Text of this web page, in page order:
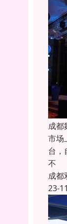
成都
市场
台，
不
成都
23-